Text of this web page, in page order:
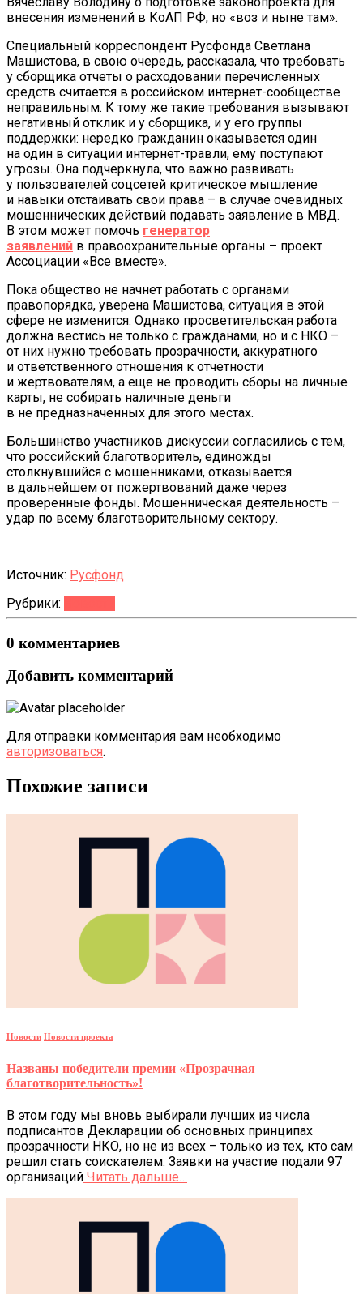
внесения изменений в КоАП РФ, но «воз и ныне там».
Специальный корреспондент Русфонда Светлана
Машистова, в свою очередь, рассказала, что требовать
у сборщика отчеты о расходовании перечисленных
средств считается в российском интернет-сообществе
неправильным. К тому же такие требования вызывают
негативный отклик и у сборщика, и у его группы
поддержки: нередко гражданин оказывается один
на один в ситуации интернет-травли, ему поступают
угрозы. Она подчеркнула, что важно развивать
у пользователей соцсетей критическое мышление
и навыки отстаивать свои права – в случае очевидных
мошеннических действий подавать заявление в МВД.
В этом может помочь генератор
заявлений в правоохранительные органы – проект
Ассоциации «Все вместе».
Пока общество не начнет работать с органами
правопорядка, уверена Машистова, ситуация в этой
сфере не изменится. Однако просветительская работа
должна вестись не только с гражданами, но и с НКО –
от них нужно требовать прозрачности, аккуратного
и ответственного отношения к отчетности
и жертвователям, а еще не проводить сборы на личные
карты, не собирать наличные деньги
в не предназначенных для этого местах.
Большинство участников дискуссии согласились с тем,
что российский благотворитель, единожды
столкнувшийся с мошенниками, отказывается
в дальнейшем от пожертвований даже через
проверенные фонды. Мошенническая деятельность –
удар по всему благотворительному сектору.
Источник: Русфонд
Рубрики:
0 комментариев
Добавить комментарий
Для отправки комментария вам необходимо
авторизоваться.
Похожие записи
Новости Новости проекта
Названы победители премии «Прозрачная
благотворительность»!
В этом году мы вновь выбирали лучших из числа
подписантов Декларации об основных принципах
прозрачности НКО, но не из всех – только из тех, кто сам
решил стать соискателем. Заявки на участие подали 97
организаций Читать дальше…